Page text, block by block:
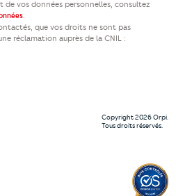
de vos données personnelles, consultez
.
que vos droits ne sont pas
réclamation auprès de la CNIL :
Copyright 2026 Orpi.
Tous droits réservés.